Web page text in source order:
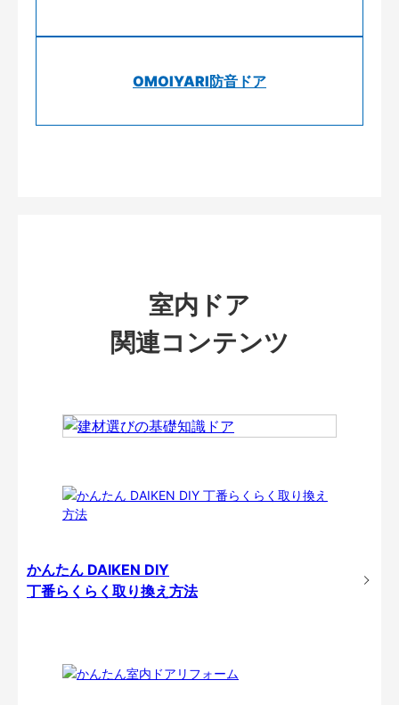
OMOIYARI防音ドア
室内ドア
関連コンテンツ
かんたん DAIKEN DIY
丁番らくらく取り換え方法